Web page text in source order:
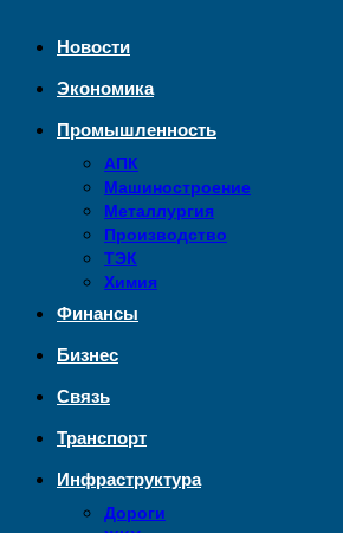
Новости
Экономика
Промышленность
АПК
Машиностроение
Металлургия
Производство
ТЭК
Химия
Финансы
Бизнес
Связь
Транспорт
Инфраструктура
Дороги